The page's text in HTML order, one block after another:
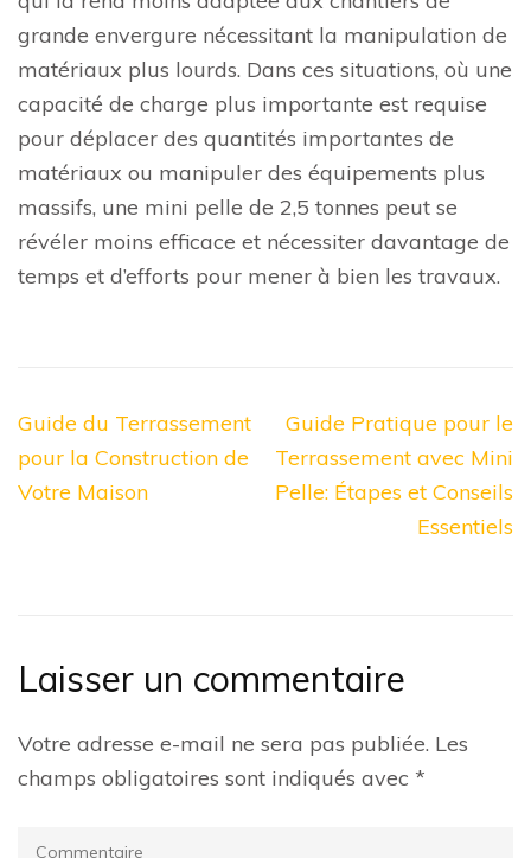
grande envergure nécessitant la manipulation de
matériaux plus lourds. Dans ces situations, où une
capacité de charge plus importante est requise
pour déplacer des quantités importantes de
matériaux ou manipuler des équipements plus
massifs, une mini pelle de 2,5 tonnes peut se
révéler moins efficace et nécessiter davantage de
temps et d’efforts pour mener à bien les travaux.
Navigation
de
l’article
Guide du Terrassement
pour la Construction de
Votre Maison
Guide Pratique pour le
Terrassement avec Mini
Pelle: Étapes et Conseils
Essentiels
Laisser un commentaire
Votre adresse e-mail ne sera pas publiée. Les
champs obligatoires sont indiqués avec *
Commentaire